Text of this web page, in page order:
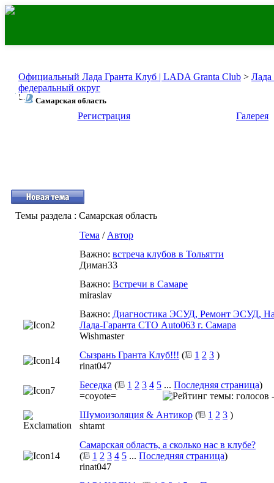
Официальный Лада Гранта Клуб | LADA Granta Club > Лада
федеральный округ
Самарская область
Регистрация Галерея
Темы раздела : Самарская область
Тема / Автор
Важно: встреча клубов в Тольятти
Диман33
Важно: Встречи в Самаре
miraslav
Важно: Диагностика ЭСУД, Ремонт ЭСУД,
Лада-Гаранта СТО Auto063 г. Самара
Wishmaster
Сызрань Гранта Клуб!!! ( 1 2 3 )
rinat047
Беседка ( 1 2 3 4 5 ... Последняя страница)
=coyote=
Шумоизоляция & Антикор ( 1 2 3 )
shtamt
Самарская область, а сколько нас в клубе?
(
1 2 3 4 5 ... Последняя страница)
rinat047